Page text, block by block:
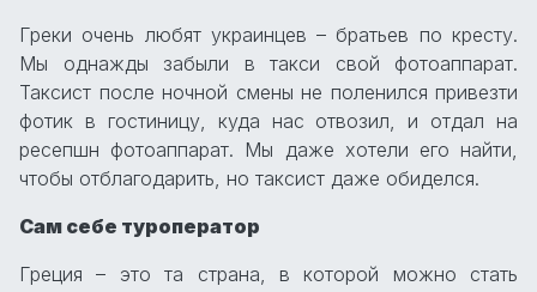
Греки очень любят украинцев – братьев по кресту.
Мы однажды забыли в такси свой фотоаппарат.
Таксист после ночной смены не поленился привезти
фотик в гостиницу, куда нас отвозил, и отдал на
ресепшн фотоаппарат. Мы даже хотели его найти,
чтобы отблагодарить, но таксист даже обиделся.
Сам себе туроператор
Греция – это та страна, в которой можно стать